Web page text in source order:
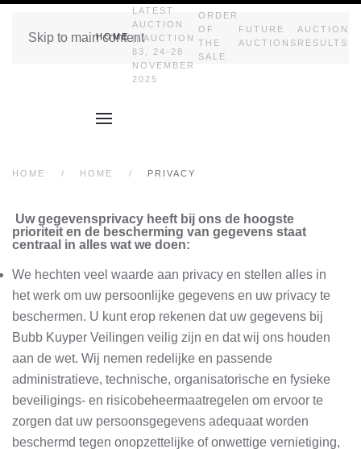
Skip to main content
HOME
LATEST
AUCTION
|| AUCTION
83, 24-28
NOVEMBER
2025
ORDER
OF
THE
SALE
FUTURE
AUCTIONS
AUCTION
RESULTS
HOME HOME PRIVACY
Uw gegevensprivacy heeft bij ons de hoogste
prioriteit en de bescherming van gegevens staat
centraal in alles wat we doen:
We hechten veel waarde aan privacy en stellen alles in
het werk om uw persoonlijke gegevens en uw privacy te
beschermen. U kunt erop rekenen dat uw gegevens bij
Bubb Kuyper Veilingen veilig zijn en dat wij ons houden
aan de wet. Wij nemen redelijke en passende
administratieve, technische, organisatorische en fysieke
beveiligings- en risicobeheermaatregelen om ervoor te
zorgen dat uw persoonsgegevens adequaat worden
beschermd tegen onopzettelijke of onwettige vernietiging,